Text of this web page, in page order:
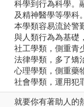
科學到行為科學。
及精神醫學等學科。
本學類容易流於警
與人類行為為基礎
社工學類，側重青
法律學類，多了矯
心理學類，側重藥
社會學類，運用犯
就要你有著助人的